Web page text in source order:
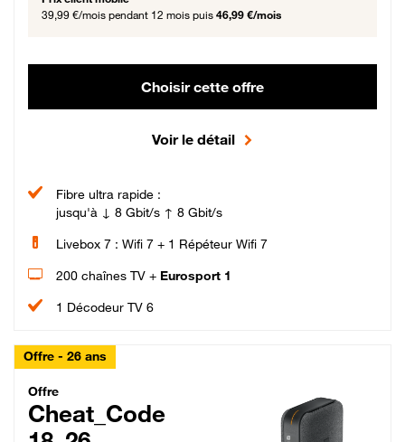
39,99 €/mois pendant 12 mois puis 46,99 €/mois
Choisir cette offre
Voir le détail
Fibre ultra rapide :
jusqu'à ↓ 8 Gbit/s ↑ 8 Gbit/s
Livebox 7 : Wifi 7 + 1 Répéteur Wifi 7
200 chaînes TV + Eurosport 1
1 Décodeur TV 6
Offre - 26 ans
Cheat_Code Fibre_18_26
Offre
Cheat_Code